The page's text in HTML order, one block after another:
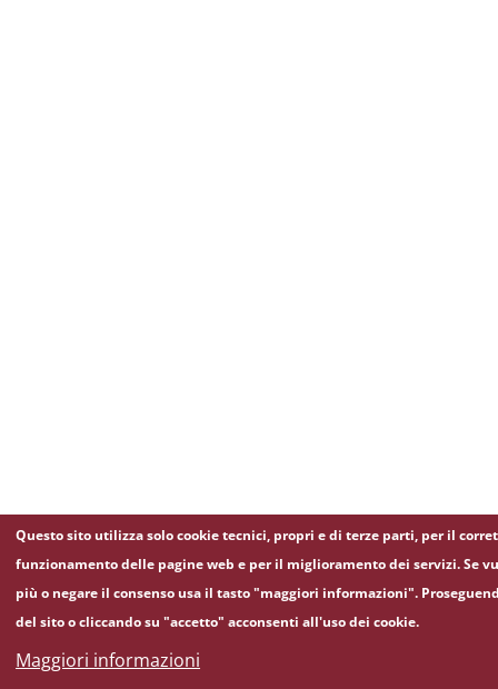
Questo sito utilizza solo cookie tecnici, propri e di terze parti, per il
funzionamento delle pagine web e per il miglioramento dei servizi. Se
più o negare il consenso usa il tasto "maggiori informazioni".
del sito o cliccando su "accetto" acconsenti all'uso dei cookie.
Maggiori informazioni